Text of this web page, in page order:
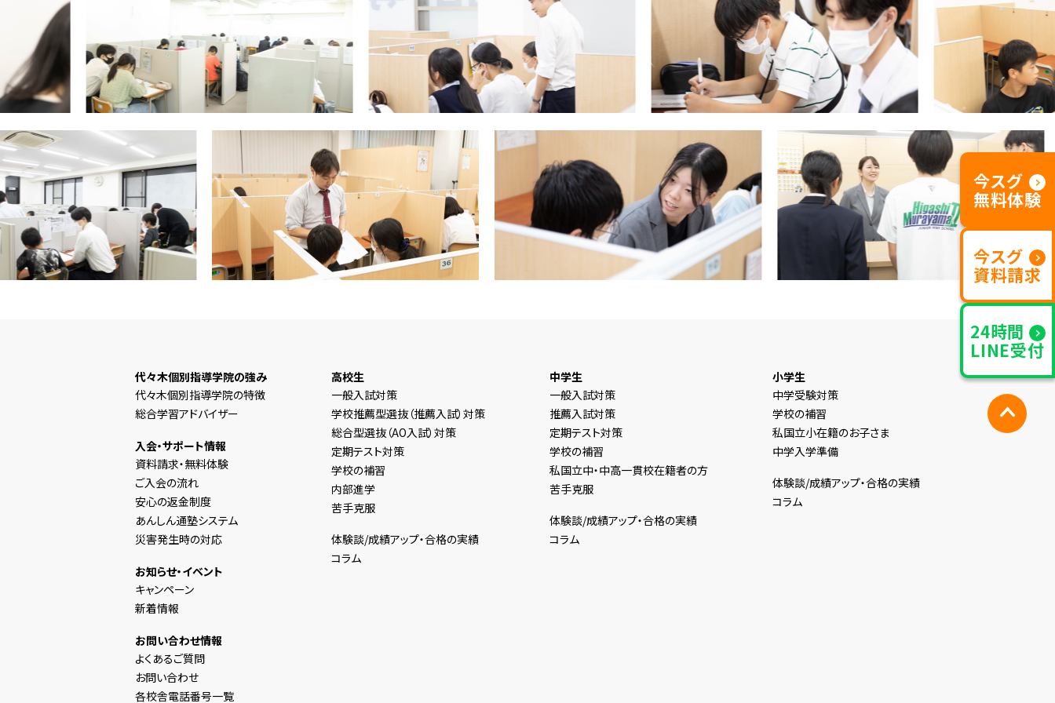
代々木個別指導学院の強み
代々木個別指導学院の特徴
総合学習アドバイザー
入会・サポート情報
資料請求・無料体験
ご入会の流れ
安心の返金制度
あんしん通塾システム
災害発生時の対応
お知らせ・イベント
キャンペーン
新着情報
お問い合わせ情報
よくあるご質問
お問い合わせ
各校舎電話番号一覧
高校生
一般入試対策
学校推薦型選抜（推薦入試）対策
総合型選抜（AO入試）対策
定期テスト対策
学校の補習
内部進学
苦手克服
体験談/成績アップ・合格の実績
コラム
中学生
一般入試対策
推薦入試対策
定期テスト対策
学校の補習
私国立中・中高一貫校在籍者の方
苦手克服
体験談/成績アップ・合格の実績
コラム
小学生
中学受験対策
学校の補習
私国立小在籍のお子さま
中学入学準備
体験談/成績アップ・合格の実績
コラム
今スグ
無料体験
今スグ
資料請求
24時間
LINE受付